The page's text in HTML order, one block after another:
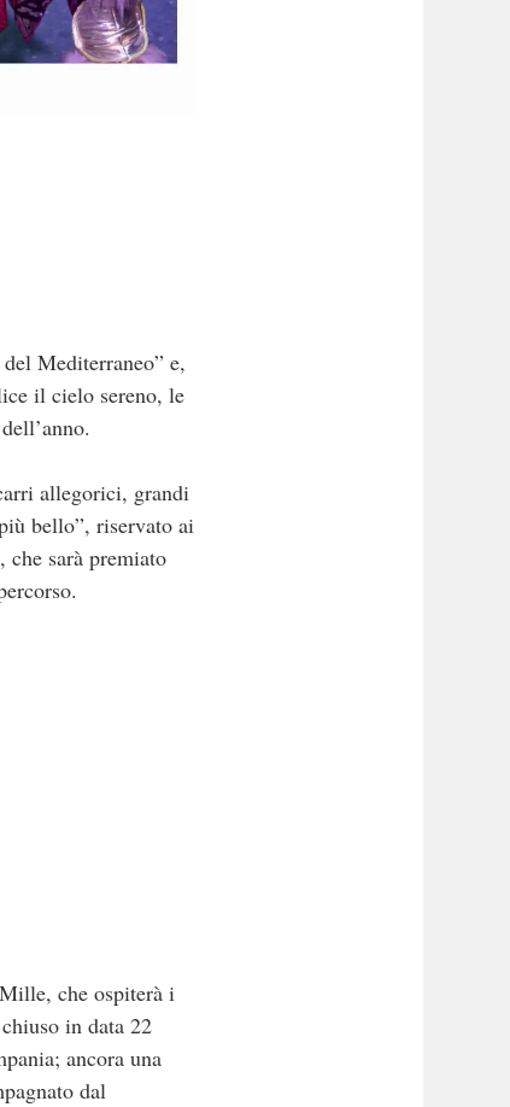
Mediterraneo” e,
il cielo sereno, le
allegorici, grandi
bello”, riservato ai
che sarà premiato
che ospiterà i
in data 22
ancora una
dal